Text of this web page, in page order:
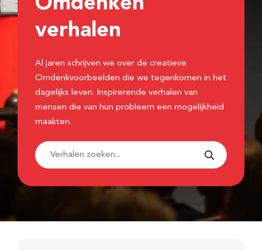
verhalen
Al jaren schrijven we over de creatieve
Omdenkvoorbeelden die we tegenkomen in het
dagelijks leven. Inspirerende verhalen van
mensen die van hun probleem een mogelijkheid
maakten.